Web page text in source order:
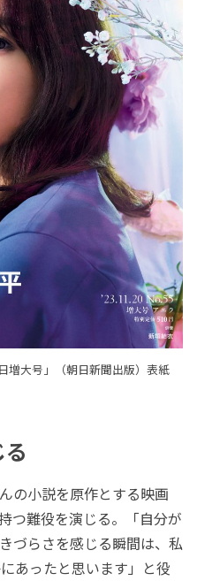
増大号」（朝日新聞出版）表紙
の小説を原作とする映画
つ難役を演じる。「自分が
づらさを感じる瞬間は、私
あったと思います」と役